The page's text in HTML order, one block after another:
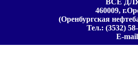
ВСЕ
460009,
(Оренбургская
Тел.: (3532)
E-